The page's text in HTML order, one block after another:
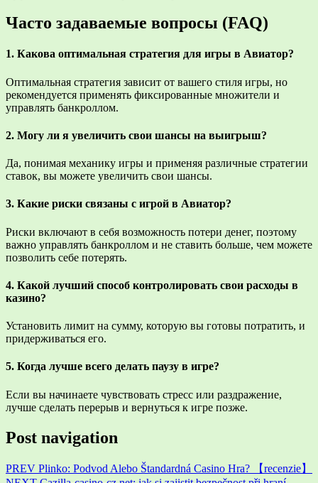
Часто задаваемые вопросы (FAQ)
1. Какова оптимальная стратегия для игры в Авиатор?
Оптимальная стратегия зависит от вашего стиля игры, но
рекомендуется применять фиксированные множители и
управлять банкроллом.
2. Могу ли я увеличить свои шансы на выигрыш?
Да, понимая механику игры и применяя различные стратегии
ставок, вы можете увеличить свои шансы.
3. Какие риски связаны с игрой в Авиатор?
Риски включают в себя возможность потери денег, поэтому
важно управлять банкроллом и не ставить больше, чем можете
позволить себе потерять.
4. Какой лучший способ контролировать свои расходы в
казино?
Установить лимит на сумму, которую вы готовы потратить, и
придерживаться его.
5. Когда лучше всего делать паузу в игре?
Если вы начинаете чувствовать стресс или раздражение,
лучше сделать перерыв и вернуться к игре позже.
Post navigation
PREV Plinko: Podvod Alebo Štandardná Casino Hra? 【recenzie】